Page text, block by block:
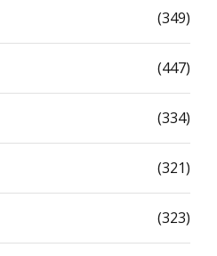
(349)
(447)
(334)
(321)
(323)